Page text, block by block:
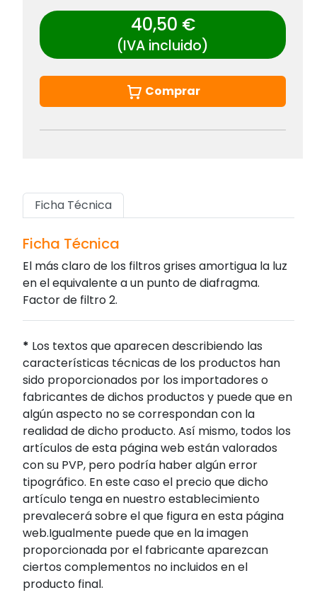
40,50 €
(IVA incluido)
Comprar
Ficha Técnica
Ficha Técnica
El más claro de los filtros grises amortigua la luz
en el equivalente a un punto de diafragma.
Factor de filtro 2.
* Los textos que aparecen describiendo las
características técnicas de los productos han
sido proporcionados por los importadores o
fabricantes de dichos productos y puede que en
algún aspecto no se correspondan con la
realidad de dicho producto. Así mismo, todos los
artículos de esta página web están valorados
con su PVP, pero podría haber algún error
tipográfico. En este caso el precio que dicho
artículo tenga en nuestro establecimiento
prevalecerá sobre el que figura en esta página
web.Igualmente puede que en la imagen
proporcionada por el fabricante aparezcan
ciertos complementos no incluidos en el
producto final.